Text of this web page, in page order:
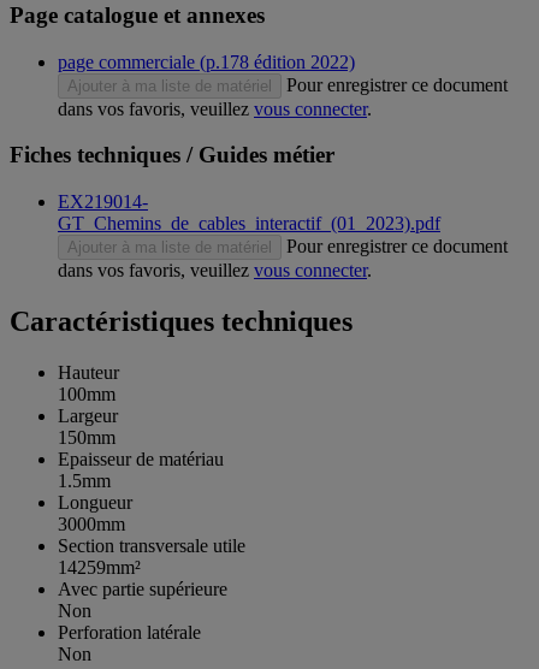
Page catalogue et annexes
page commerciale (p.178 édition 2022)
Ajouter à ma liste de matériel
Pour enregistrer ce document
dans vos favoris, veuillez vous connecter.
Fiches techniques / Guides métier
EX219014-
GT_Chemins_de_cables_interactif_(01_2023).pdf
Ajouter à ma liste de matériel
Pour enregistrer ce document
dans vos favoris, veuillez vous connecter.
Caractéristiques techniques
Hauteur
100mm
Largeur
150mm
Epaisseur de matériau
1.5mm
Longueur
3000mm
Section transversale utile
14259mm²
Avec partie supérieure
Non
Perforation latérale
Non